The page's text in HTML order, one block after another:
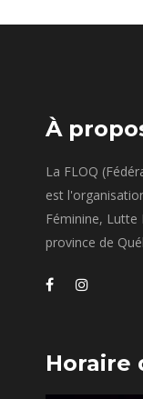
À
La FLOQ
est
Féminine,
province de
Horaire